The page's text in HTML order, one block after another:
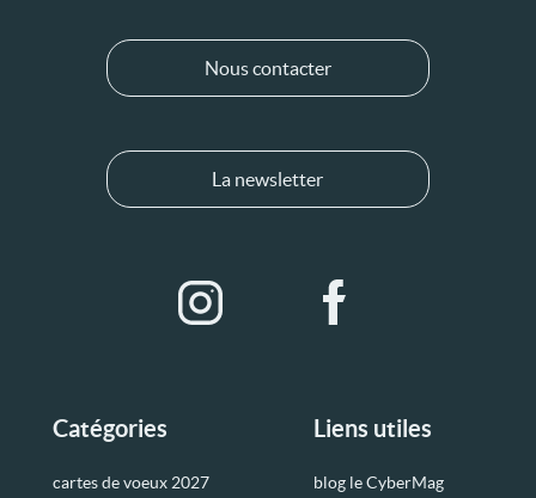
Catégories
cartes de voeux 2027
Liens utiles
blog le CyberMag
Nous contacter
La newsletter